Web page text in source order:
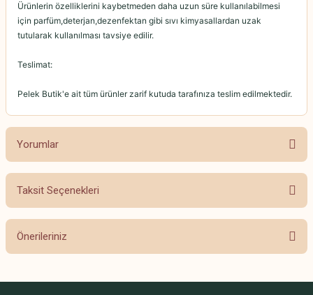
Ürünlerin özelliklerini kaybetmeden daha uzun süre kullanılabilmesi
için parfüm,deterjan,dezenfektan gibi sıvı kimyasallardan uzak
tutularak kullanılması tavsiye edilir.
Teslimat:
Pelek Butik'e ait tüm ürünler zarif kutuda tarafınıza teslim edilmektedir.
Yorumlar
Bu ürüne ilk yorumu siz yapın!
Taksit Seçenekleri
Önerileriniz